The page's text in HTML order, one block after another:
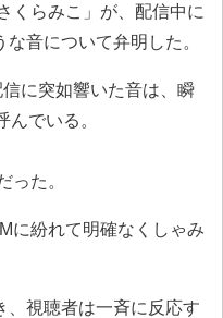
くらみこ」が、配信中に
音について弁明した。
に突如響いた音は、瞬
んでいる。
った。
に紛れて明確なくしゃみ
、視聴者は一斉に反応す